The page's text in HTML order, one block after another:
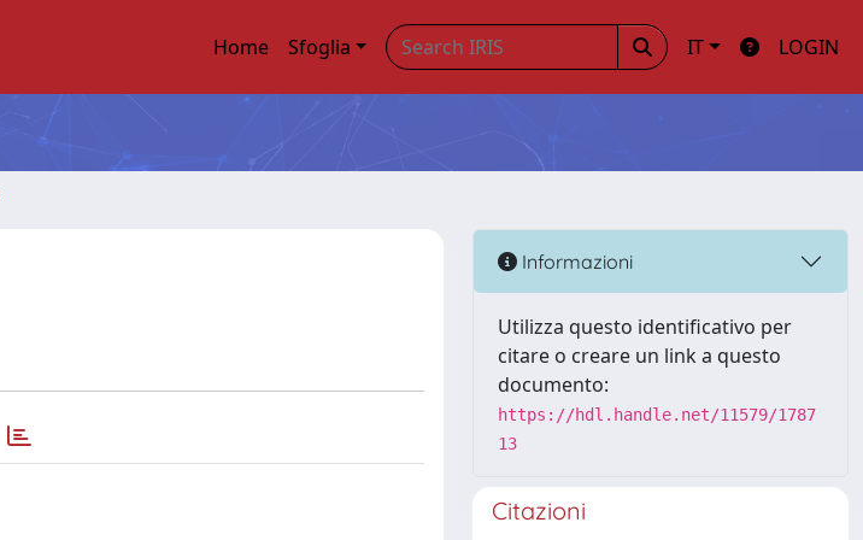
Home Sfoglia IT LOGIN
Informazioni
Utilizza questo identificativo per
citare o creare un link a questo
documento:
https://hdl.handle.net/11579/1787
13
Citazioni